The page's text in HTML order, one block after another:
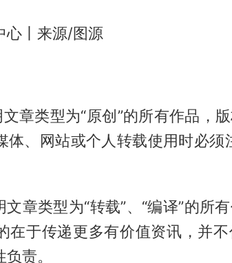
心丨来源/图源
章类型为“原创”的所有作品，
体、网站或个人转载使用时必须
章类型为“转载”、“编译”的所
在于传递更多有价值资讯，并
责。